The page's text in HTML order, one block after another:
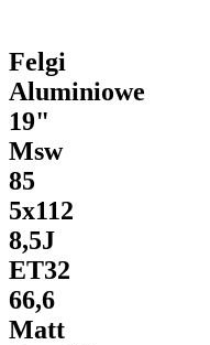
Felgi
Aluminiowe
19"
Msw
85
5x112
8,5J
ET32
66,6
Matt